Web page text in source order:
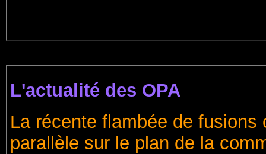
L'actualité des OPA
La récente flambée de
parallèle sur le plan de la